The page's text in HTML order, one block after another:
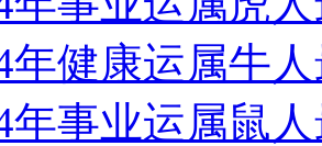
年健康运属牛
年事业运属鼠